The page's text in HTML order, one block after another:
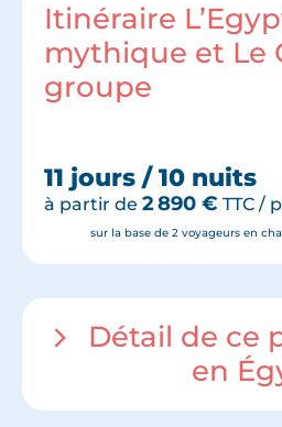
Itinéraire
mythique et Le
groupe
11 jours / 10 nuits
à partir de 2 890 € TTC /
sur la base de 2 voyageurs en
Détail de ce
en